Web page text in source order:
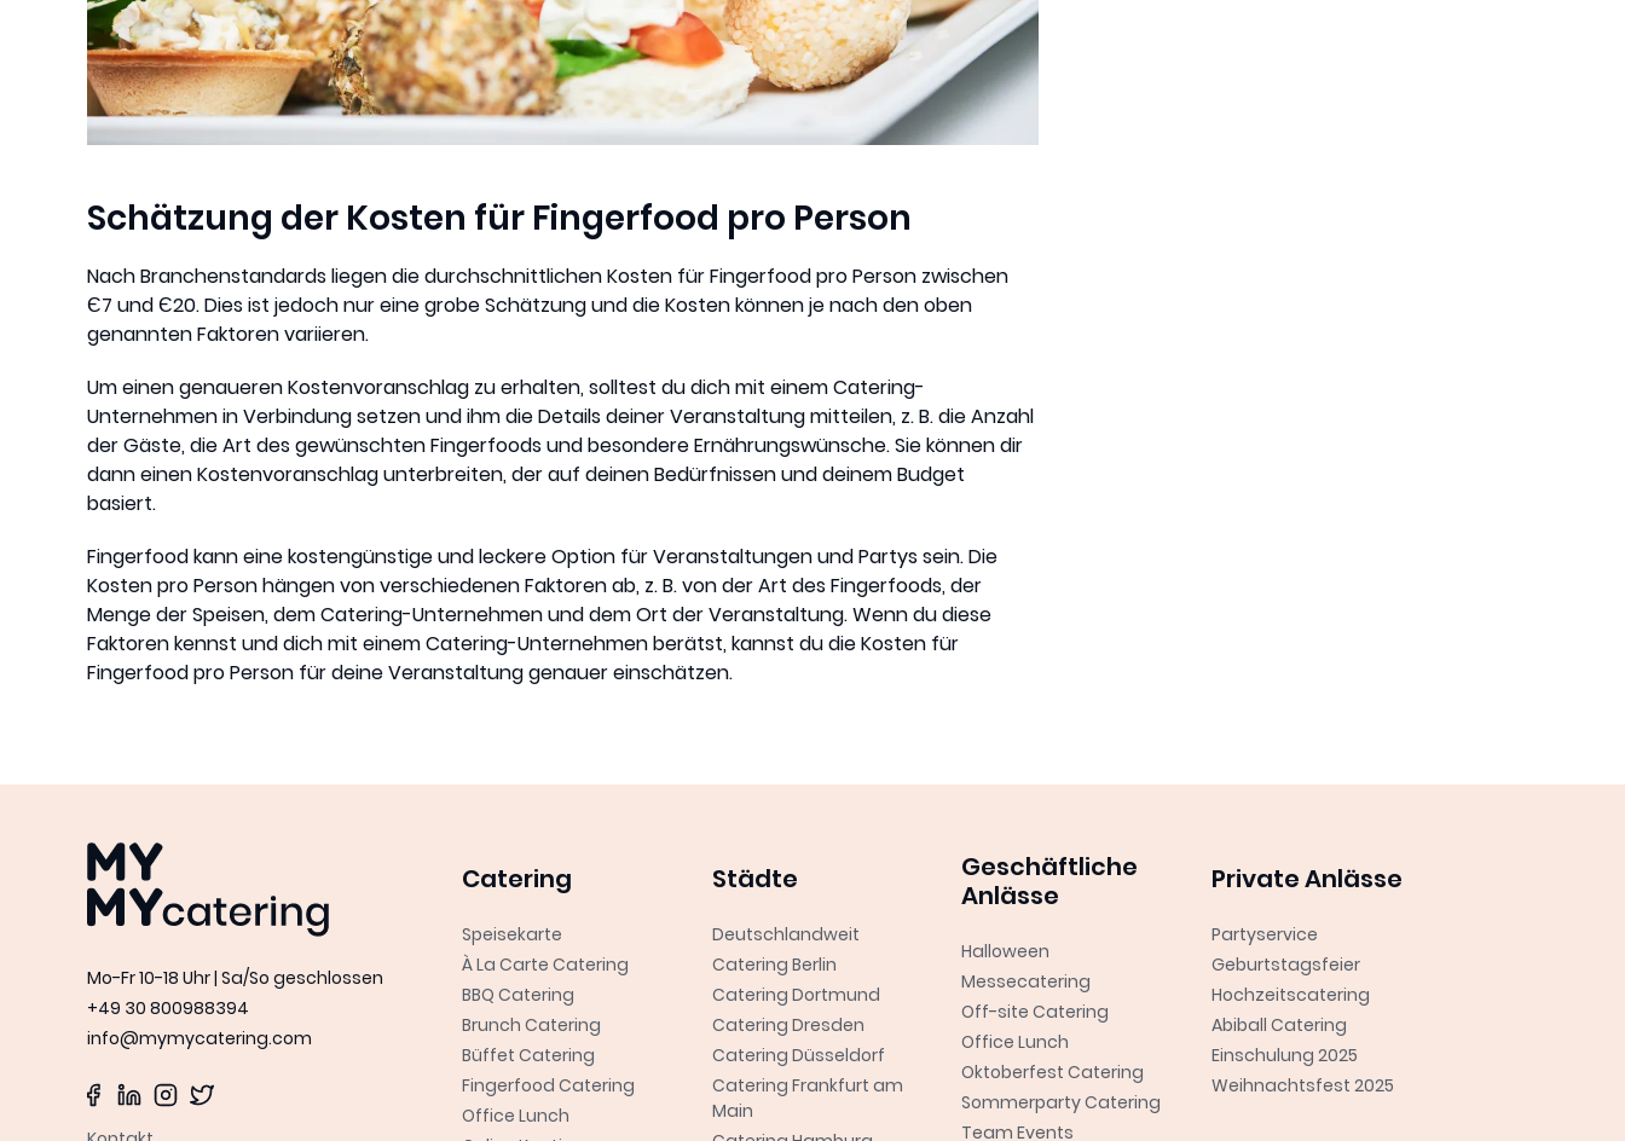
Schätzung der Kosten für Fingerfood pro Person
Nach Branchenstandards liegen die durchschnittlichen Kosten für Fingerfood pro Person zwischen
Є7 und Є20. Dies ist jedoch nur eine grobe Schätzung und die Kosten können je nach den oben
genannten Faktoren variieren.
Um einen genaueren Kostenvoranschlag zu erhalten, solltest du dich mit einem Catering-
Unternehmen in Verbindung setzen und ihm die Details deiner Veranstaltung mitteilen, z. B. die Anzahl
der Gäste, die Art des gewünschten Fingerfoods und besondere Ernährungswünsche. Sie können dir
dann einen Kostenvoranschlag unterbreiten, der auf deinen Bedürfnissen und deinem Budget
basiert.
Fingerfood kann eine kostengünstige und leckere Option für Veranstaltungen und Partys sein. Die
Kosten pro Person hängen von verschiedenen Faktoren ab, z. B. von der Art des Fingerfoods, der
Menge der Speisen, dem Catering-Unternehmen und dem Ort der Veranstaltung. Wenn du diese
Faktoren kennst und dich mit einem Catering-Unternehmen berätst, kannst du die Kosten für
Fingerfood pro Person für deine Veranstaltung genauer einschätzen.
MYMY catering
Mo-Fr 10-18 Uhr | Sa/So geschlossen
+49 30 800988394
info@mymycatering.com
Catering
Speisekarte
À La Carte Catering
BBQ Catering
Brunch Catering
Büffet Catering
Fingerfood Catering
Office Lunch
Städte
Deutschlandweit
Catering Berlin
Catering Dortmund
Catering Dresden
Catering Düsseldorf
Catering Frankfurt am
Main
Geschäftliche
Anlässe
Halloween
Messecatering
Off-site Catering
Office Lunch
Oktoberfest Catering
Sommerparty Catering
Team Events
Private Anlässe
Partyservice
Geburtstagsfeier
Hochzeitscatering
Abiball Catering
Einschulung 2025
Weihnachtsfest 2025